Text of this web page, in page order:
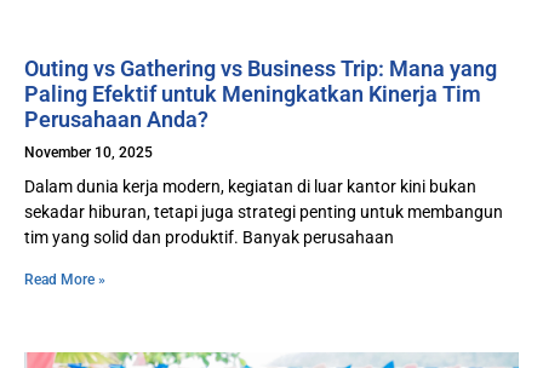
Outing vs Gathering vs Business Trip: Mana yang
Paling Efektif untuk Meningkatkan Kinerja Tim
Perusahaan Anda?
November 10, 2025
Dalam dunia kerja modern, kegiatan di luar kantor kini bukan
sekadar hiburan, tetapi juga strategi penting untuk membangun
tim yang solid dan produktif. Banyak perusahaan
Read More »